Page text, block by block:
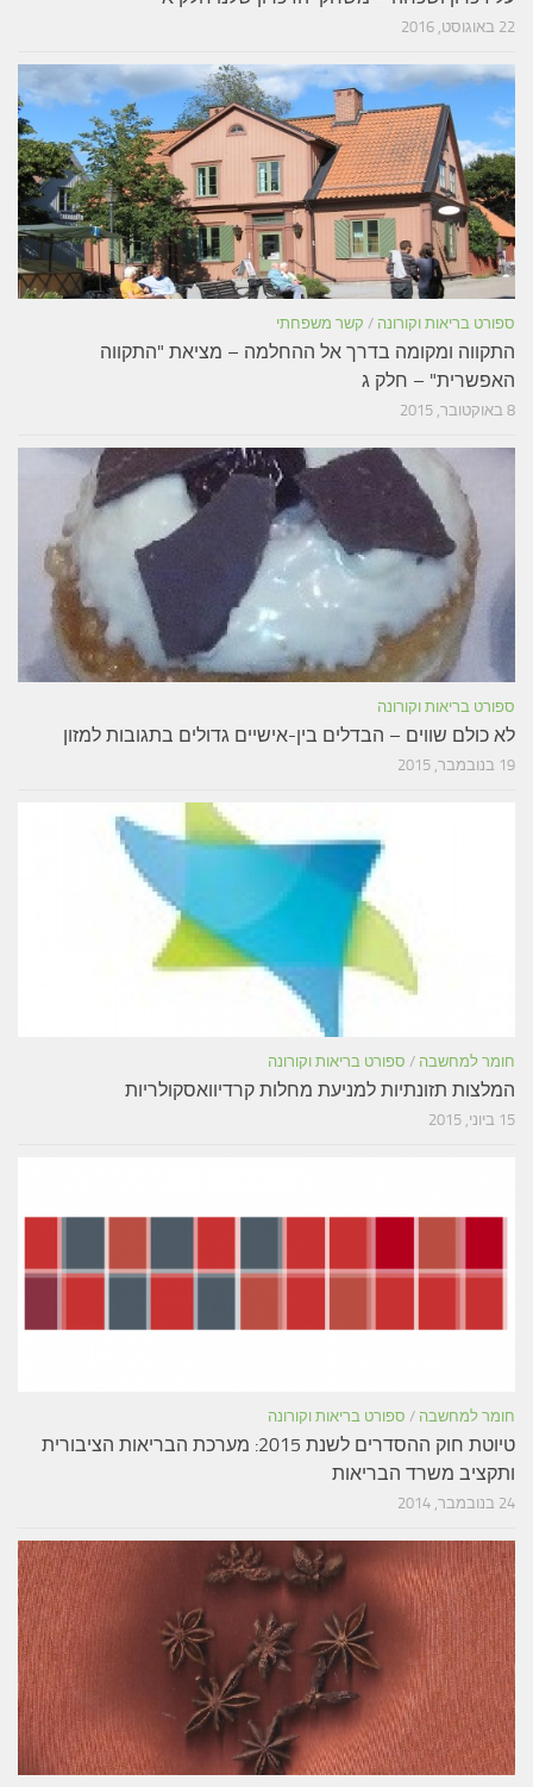
22 באוגוסט, 2016
ספורט בריאות וקורונה / קשר משפחתי
התקווה ומקומה בדרך אל ההחלמה – מציאת "התקווה
האפשרית" – חלק ג
8 באוקטובר, 2015
ספורט בריאות וקורונה
לא כולם שווים – הבדלים בין-אישיים גדולים בתגובות למזון
19 בנובמבר, 2015
חומר למחשבה / ספורט בריאות וקורונה
המלצות תזונתיות למניעת מחלות קרדיוואסקולריות
15 ביוני, 2015
חומר למחשבה / ספורט בריאות וקורונה
טיוטת חוק ההסדרים לשנת 2015: מערכת הבריאות הציבורית
ותקציב משרד הבריאות
24 בנובמבר, 2014